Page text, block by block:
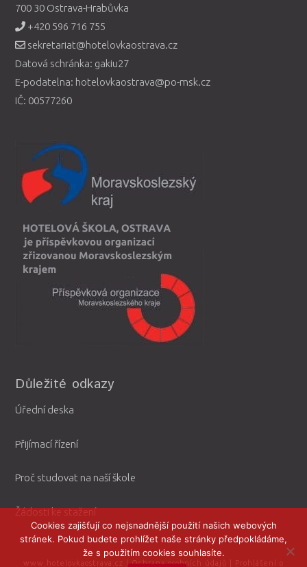
700 30 Ostrava-Hrabůvka
+420 596 716 755
sekretariat@hotelovkaostrava.cz
Datová schránka: gakiu27
E-podatelna: hotelovkaostrava@po-msk.cz
IČ: 00577260
Důležité odkazy
Úřední deska
Přijímací řízení
Proč studovat na naší škole
Žádosti ke stažení
www.hotelovkaostrava.cz |Ochrana osobních údajů Prohlášení o
Cookies zajišťují co nejsnadnější použití našich webových
stránek. Pokud budete prohlížet naše stránky předpokládáme,
že s použitím cookies souhlasíte.